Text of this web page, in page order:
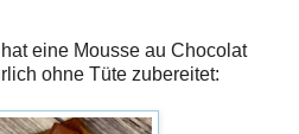
hat eine Mousse au Chocolat
ohne Tüte zubereitet: